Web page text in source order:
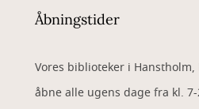
Åbningstider
Vores biblioteker i
åbne alle ugens dage fra kl. 7-